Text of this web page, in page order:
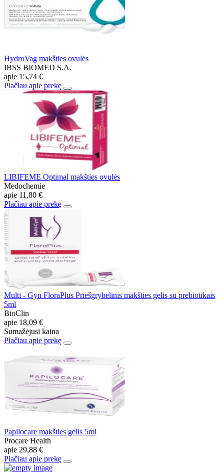
HydroVag makšties ovulės
IBSS BIOMED S.A.
apie 15,74 €
Plačiau apie prekę
LIBIFEME Optimal makšties ovulės
Medochemie
apie 11,80 €
Plačiau apie prekę
Multi - Gyn FloraPlus Priešgrybelinis makšties gelis su prebiotikais
5ml
BioClin
apie 18,09 €
Sumažėjusi kaina
Plačiau apie prekę
Papilocare makšties gelis 5ml
Procare Health
apie 29,88 €
Plačiau apie prekę